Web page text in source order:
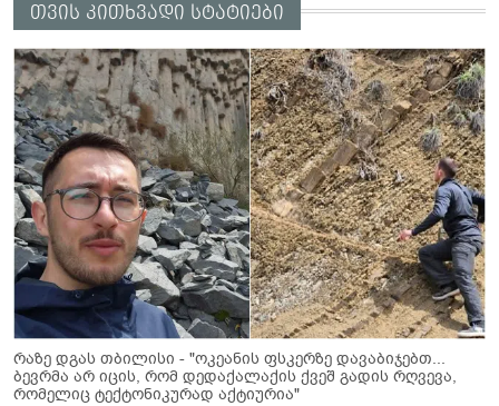
თვის კითხვადი სტატიები
რაზე დგას თბილისი - "ოკეანის ფსკერზე დავაბიჯებთ...
ბევრმა არ იცის, რომ დედაქალაქის ქვეშ გადის რღვევა,
რომელიც ტექტონიკურად აქტიურია"